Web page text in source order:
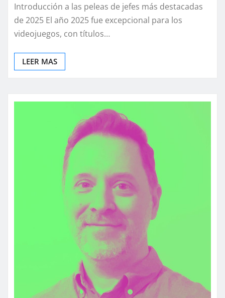
Introducción a las peleas de jefes más destacadas
de 2025 El año 2025 fue excepcional para los
videojuegos, con títulos…
LEER MAS